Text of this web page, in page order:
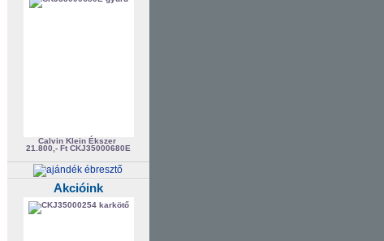
Calvin Klein Ékszer
21.800,- Ft CKJ35000680E
Akcióink